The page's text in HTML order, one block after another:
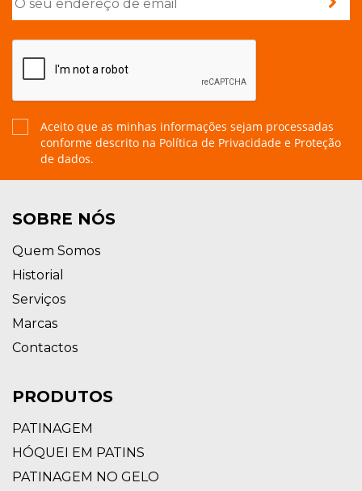
Aceito que as minhas informações sejam processadas
conforme descrito na Política de Privacidade e Proteção
de dados.
SOBRE NÓS
Quem Somos
Historial
Serviços
Marcas
Contactos
PRODUTOS
PATINAGEM
HÓQUEI EM PATINS
PATINAGEM NO GELO